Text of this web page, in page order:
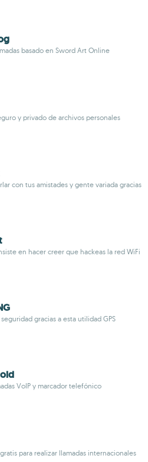
basado en Sword Art Online
y privado de archivos personales
con tus amistades y gente variada gracias
en hacer creer que hackeas la red WiFi
gracias a esta utilidad GPS
VoIP y marcador telefónico
para realizar llamadas internacionales